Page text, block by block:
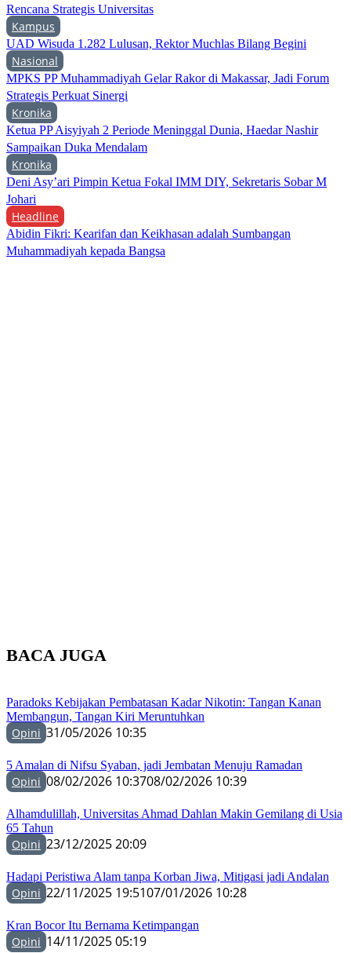
Rencana Strategis Universitas
Kampus
UAD Wisuda 1.282 Lulusan, Rektor Muchlas Bilang Begini
Nasional
MPKS PP Muhammadiyah Gelar Rakor di Makassar, Jadi Forum
Strategis Perkuat Sinergi
Kronika
Ketua PP Aisyiyah 2 Periode Meninggal Dunia, Haedar Nashir
Sampaikan Duka Mendalam
Kronika
Deni Asy’ari Pimpin Ketua Fokal IMM DIY, Sekretaris Sobar M
Johari
Headline
Abidin Fikri: Kearifan dan Keikhasan adalah Sumbangan
Muhammadiyah kepada Bangsa
BACA JUGA
Paradoks Kebijakan Pembatasan Kadar Nikotin: Tangan Kanan
Membangun, Tangan Kiri Meruntuhkan
Opini 31/05/2026 10:35
5 Amalan di Nifsu Syaban, jadi Jembatan Menuju Ramadan
Opini 08/02/2026 10:3708/02/2026 10:39
Alhamdulillah, Universitas Ahmad Dahlan Makin Gemilang di Usia
65 Tahun
Opini 23/12/2025 20:09
Hadapi Peristiwa Alam tanpa Korban Jiwa, Mitigasi jadi Andalan
Opini 22/11/2025 19:5107/01/2026 10:28
Kran Bocor Itu Bernama Ketimpangan
Opini 14/11/2025 05:19